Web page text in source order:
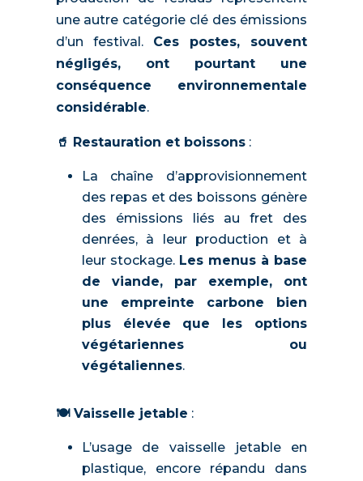
une autre catégorie clé des émissions
d’un festival. Ces postes, souvent
négligés, ont pourtant une
conséquence environnementale
considérable.
🥤 Restauration et boissons:
La chaîne d’approvisionnement
des repas et des boissons génère
des émissions liés au fret des
denrées, à leur production et à
leur stockage. Les menus à base
de viande, par exemple, ont
une empreinte carbone bien
plus élevée que les options
végétariennes ou
végétaliennes.
🍽️ Vaisselle jetable :
L’usage de vaisselle jetable en
plastique, encore répandu dans